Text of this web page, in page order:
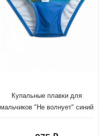
Купальные плавки для
мальчиков "Не волнует" синий